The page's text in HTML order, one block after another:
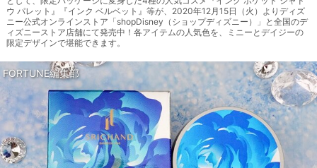
ウ パレット』『インク ベルベット』等が、2020年12月15日（火）よりディズ
ニー公式オンラインストア「shopDisney（ショップディズニー）」と全国のデ
ィズニーストア店舗にて発売中！各アイテムの人気色を、ミニーとデイジーの
限定デザインで堪能できます。
FORTUNE編集部